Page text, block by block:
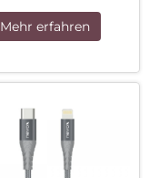
Mehr erfahren